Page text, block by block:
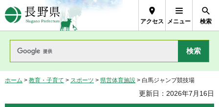
長野県Nagano Prefecture
アクセス メニュー 検索
ホーム > 教育・子育て > スポーツ > 県営体育施設 > 白馬ジャンプ競技場
更新日：2026年7月16日